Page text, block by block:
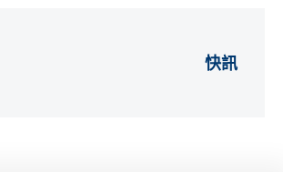
快訊